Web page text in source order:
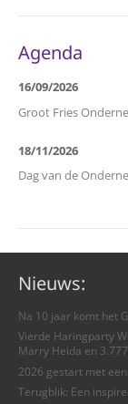
Agenda
16/09/2026
Groot Fries
18/11/2026
Dag van de
Nieuws:
Na 10 jaar komt het
Vierde Haringparty
Marry Heida en
2026 gestart met
Terugblik: Een